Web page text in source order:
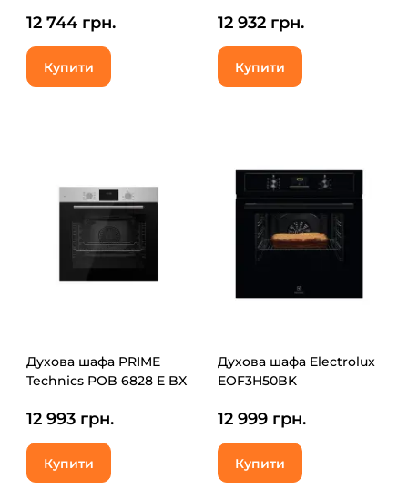
12 744 грн.
Купити
12 932 грн.
Купити
Духова шафа PRIME
Technics POB 6828 E BX
12 993 грн.
Купити
Духова шафа Electrolux
EOF3H50BK
12 999 грн.
Купити